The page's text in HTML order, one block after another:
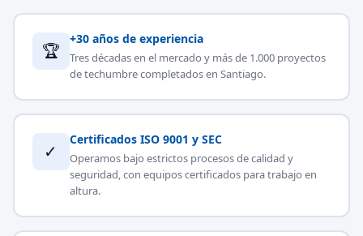
🏆
+30 años de experiencia
Tres décadas en el mercado y más de 1.000 proyectos
de techumbre completados en Santiago.
✓
Certificados ISO 9001 y SEC
Operamos bajo estrictos procesos de calidad y
seguridad, con equipos certificados para trabajo en
altura.